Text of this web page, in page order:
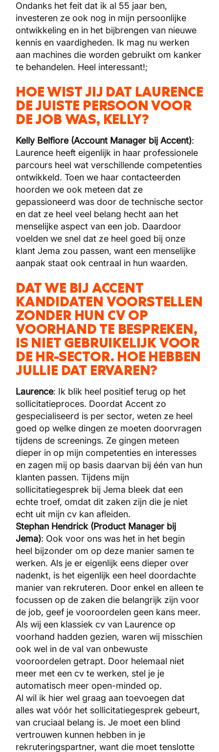
Ondanks het feit dat ik al 55 jaar ben,
investeren ze ook nog in mijn persoonlijke
ontwikkeling en in het bijbrengen van nieuwe
kennis en vaardigheden. Ik mag nu werken
aan machines die worden gebruikt om kanker
te behandelen. Heel interessant!;
HOE WIST JIJ DAT LAURENCE
DE JUISTE PERSOON VOOR
DE JOB WAS, KELLY?
Kelly Belfiore (Account Manager bij Accent):
Laurence heeft eigenlijk in haar professionele
parcours heel wat verschillende competenties
ontwikkeld. Toen we haar contacteerden
hoorden we ook meteen dat ze
gepassioneerd was door de technische sector
en dat ze heel veel belang hecht aan het
menselijke aspect van een job. Daardoor
voelden we snel dat ze heel goed bij onze
klant Jema zou passen, want een menselijke
aanpak staat ook centraal in hun waarden.
DAT WE BIJ ACCENT
KANDIDATEN VOORSTELLEN
ZONDER HUN CV OP
VOORHAND TE BESPREKEN,
IS NIET GEBRUIKELIJK VOOR
DE HR-SECTOR. HOE HEBBEN
JULLIE DAT ERVAREN?
Laurence: Ik blik heel positief terug op het
sollicitatieproces. Doordat Accent zo
gespecialiseerd is per sector, weten ze heel
goed op welke dingen ze moeten doorvragen
tijdens de screenings. Ze gingen meteen
dieper in op mijn competenties en interesses
en zagen mij op basis daarvan bij één van hun
klanten passen. Tijdens mijn
sollicitatiegesprek bij Jema bleek dat een
echte troef, omdat dit zaken zijn die je niet
echt uit mijn cv kan afleiden.
Stephan Hendrick (Product Manager bij
Jema): Ook voor ons was het in het begin
heel bijzonder om op deze manier samen te
werken. Als je er eigenlijk eens dieper over
nadenkt, is het eigenlijk een heel doordachte
manier van rekruteren. Door enkel en alleen te
focussen op de zaken die belangrijk zijn voor
de job, geef je vooroordelen geen kans meer.
Als wij een klassiek cv van Laurence op
voorhand hadden gezien, waren wij misschien
ook wel in de val van onbewuste
vooroordelen getrapt. Door helemaal niet
meer met een cv te werken, stel je je
automatisch meer open-minded op.
Al wil ik hier wel graag aan toevoegen dat
alles wat vóór het sollicitatiegesprek gebeurt,
van cruciaal belang is. Je moet een blind
vertrouwen kunnen hebben in je
rekruteringspartner, want die moet tenslotte